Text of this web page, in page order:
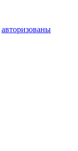
авторизованы